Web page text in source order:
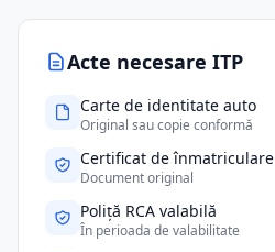
Acte necesare ITP
Carte de identitate auto
Original sau copie conformă
Certificat de înmatriculare
Document original
Poliță RCA valabilă
În perioada de valabilitate